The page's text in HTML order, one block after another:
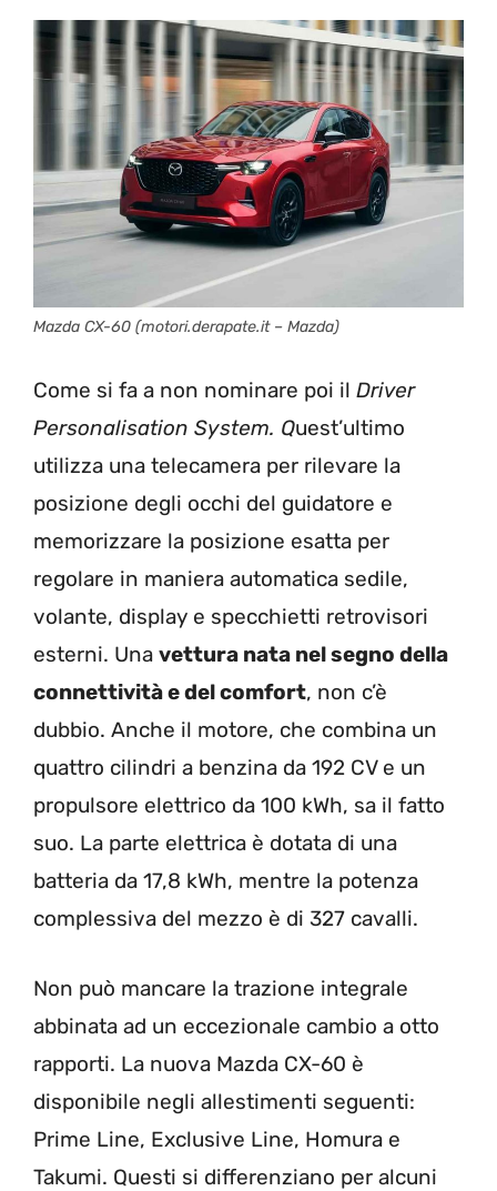
Mazda CX-60 (motori.derapate.it – Mazda)
Come si fa a non nominare poi il Driver
Personalisation System. Quest’ultimo
utilizza una telecamera per rilevare la
posizione degli occhi del guidatore e
memorizzare la posizione esatta per
regolare in maniera automatica sedile,
volante, display e specchietti retrovisori
esterni. Una vettura nata nel segno della
connettività e del comfort, non c’è
dubbio. Anche il motore, che combina un
quattro cilindri a benzina da 192 CV e un
propulsore elettrico da 100 kWh, sa il fatto
suo. La parte elettrica è dotata di una
batteria da 17,8 kWh, mentre la potenza
complessiva del mezzo è di 327 cavalli.
Non può mancare la trazione integrale
abbinata ad un eccezionale cambio a otto
rapporti. La nuova Mazda CX-60 è
disponibile negli allestimenti seguenti:
Prime Line, Exclusive Line, Homura e
Takumi. Questi si differenziano per alcuni